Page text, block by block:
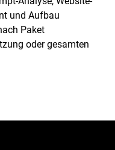
und Aufbau
Paket
oder gesamten